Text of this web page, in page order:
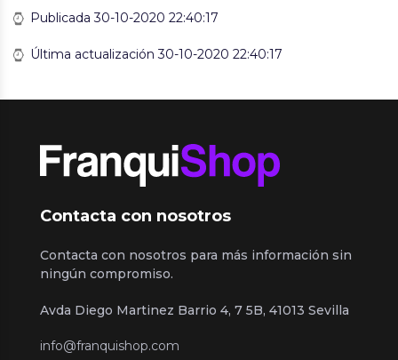
Publicada 30-10-2020 22:40:17
Última actualización 30-10-2020 22:40:17
Contacta con nosotros
Contacta con nosotros para más información sin
ningún compromiso.
Avda Diego Martinez Barrio 4, 7 5B, 41013 Sevilla
info@franquishop.com